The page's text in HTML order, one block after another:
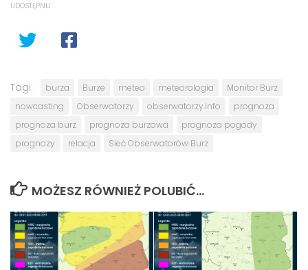
UDOSTĘPNIJ
Tagi: burza Burze meteo meteorologia
Monitor Burz
nowcasting
Obserwatorzy obserwatorzy.info
prognoza
prognoza burz
prognoza burzowa
prognoza pogody
prognozy
relacja Sieć Obserwatorów Burz
MOŻESZ RÓWNIEŻ POLUBIĆ…